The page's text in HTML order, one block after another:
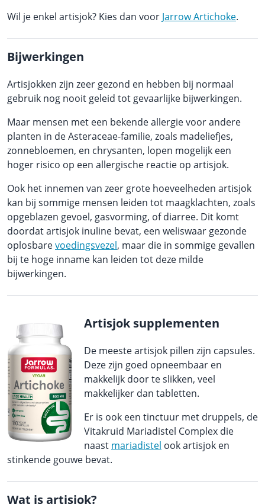
Wil je enkel artisjok? Kies dan voor Jarrow Artichoke.
Bijwerkingen
Artisjokken zijn zeer gezond en hebben bij normaal
gebruik nog nooit geleid tot gevaarlijke bijwerkingen.
Maar mensen met een bekende allergie voor andere
planten in de Asteraceae-familie, zoals madeliefjes,
zonnebloemen, en chrysanten, lopen mogelijk een
hoger risico op een allergische reactie op artisjok.
Ook het innemen van zeer grote hoeveelheden artisjok
kan bij sommige mensen leiden tot maagklachten, zoals
opgeblazen gevoel, gasvorming, of diarree. Dit komt
doordat artisjok inuline bevat, een weliswaar gezonde
oplosbarevoedingsvezel, maar die in sommige gevallen
bij te hoge inname kan leiden tot deze milde
bijwerkingen.
Artisjok supplementen
De meeste artisjok pillen zijn capsules.
Deze zijn goed opneembaar en
makkelijk door te slikken, veel
makkelijker dan tabletten.
Er is ook een tinctuur met druppels, de
Vitakruid Mariadistel Complex die
naast mariadistel ook artisjok en
stinkende gouwe bevat.
Wat is artisjok?